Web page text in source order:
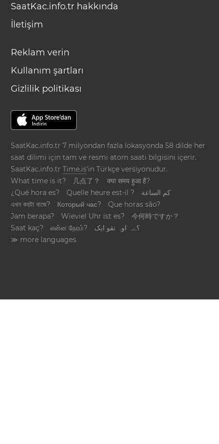
SaatKac.info.tr hakkında
İletişim
Reklam verin
Kullanım şartları
Gizlilik politikası
SaatKac.info.tr 7 milyondan fazla lokasyonda 58 dilde her
saat dilimi için tam ve resmi atom saati bilgisini içerir.
SaatKac.info.trTime.is'in Türkçe versiyonudur.
What time is it?
几点了？
क्या समय हुआ है?
¿Qué hora es?
Quelle heure est-il ?
كم الساعة
এখন কয়টা বাজে?
Который час?
Que horas são?
Jam berapa?
Wieviel Uhr ist es?
今何時ですか？
Saat kaç?
என்ன நேரம்?
؟ےہ اوہ تقو ایک
≫ more languages